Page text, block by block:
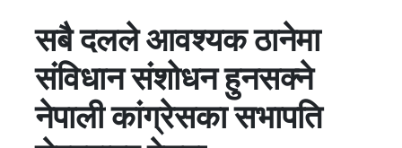
सबै दलले आवश्यक ठानेमा
संविधान संशोधन हुनसक्ने
नेपाली कांग्रेसका सभापति